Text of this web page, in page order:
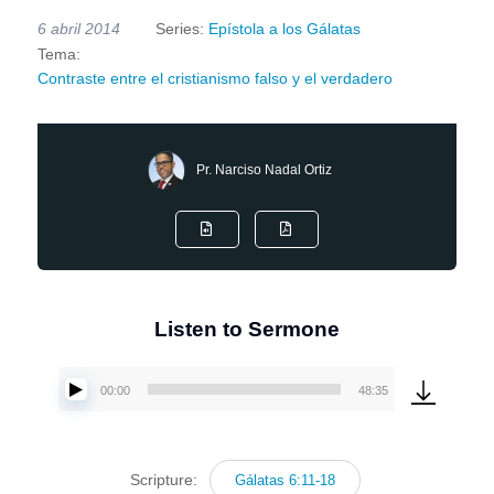
6 abril 2014 Series: Epístola a los Gálatas
Tema:
Contraste entre el cristianismo falso y el verdadero
Pr. Narciso Nadal Ortiz
Listen to Sermone
Reproductor
audio
00:00 48:35
Scripture: Gálatas 6:11-18